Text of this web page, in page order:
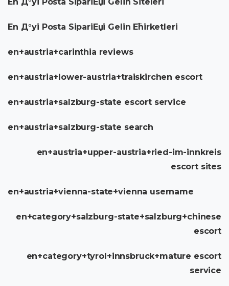
En Д°yi Posta SipariЕџi Gelin Ећirketleri
en+austria+carinthia reviews
en+austria+lower-austria+traiskirchen escort
en+austria+salzburg-state escort service
en+austria+salzburg-state search
en+austria+upper-austria+ried-im-innkreis
escort sites
en+austria+vienna-state+vienna username
en+category+salzburg-state+salzburg+chinese
escort
en+category+tyrol+innsbruck+mature escort
service